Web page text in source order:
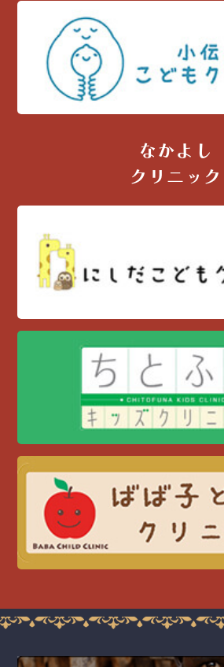
なかよし
クリニック